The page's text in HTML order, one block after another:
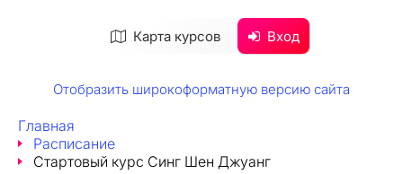
Карта курсов Вход
Отобразить широкоформатную версию сайта
Главная
Расписание
Стартовый курс Синг Шен Джуанг